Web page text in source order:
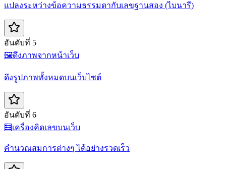
แปลงระหว่างข้อความธรรมดากับเลขฐานสอง (ไบนารี)
อันดับที่ 5
🖼️ดึงภาพจากหน้าเว็บ
ดึงรูปภาพทั้งหมดบนเว็บไซต์
อันดับที่ 6
🧮เครื่องคิดเลขบนเว็บ
คำนวณสมการต่างๆ ได้อย่างรวดเร็ว